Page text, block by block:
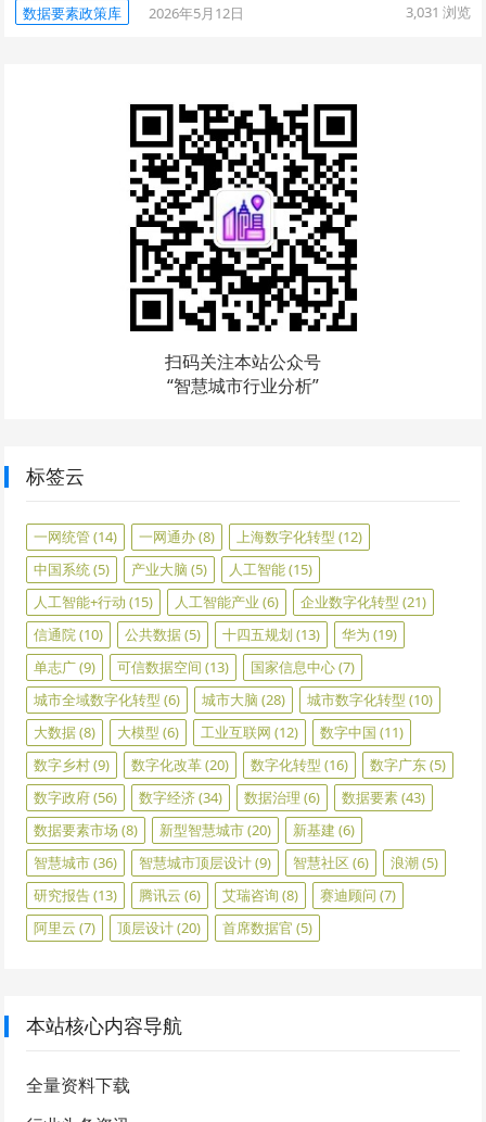
数据要素政策库 2026年5月12日 3,031 浏览
扫码关注本站公众号
“智慧城市行业分析”
标签云
一网统管(14) 一网通办(8) 上海数字化转型 (12)
中国系统(5) 产业大脑 (5) 人工智能(15)
人工智能+行动 (15) 人工智能产业 (6) 企业数字化转型 (21)
信通院(10) 公共数据(5) 十四五规划 (13) 华为 (19)
单志广(9) 可信数据空间 (13) 国家信息中心(7)
城市全域数字化转型 (6) 城市大脑 (28) 城市数字化转型 (10)
大数据(8) 大模型 (6) 工业互联网 (12) 数字中国 (11)
数字乡村(9) 数字化改革(20) 数字化转型 (16) 数字广东(5)
数字政府(56) 数字经济(34) 数据治理 (6) 数据要素(43)
数据要素市场 (8) 新型智慧城市(20) 新基建 (6)
智慧城市(36) 智慧城市顶层设计(9) 智慧社区 (6) 浪潮(5)
研究报告(13) 腾讯云 (6) 艾瑞咨询 (8) 赛迪顾问 (7)
阿里云 (7) 顶层设计(20) 首席数据官 (5)
本站核心内容导航
全量资料下载